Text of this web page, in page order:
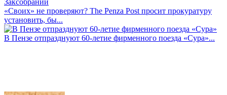
«Своих» не проверяют? The Penza Post просит прокуратуру
установить, бы...
В Пензе отпразднуют 60-летие фирменного поезда «Сура»...